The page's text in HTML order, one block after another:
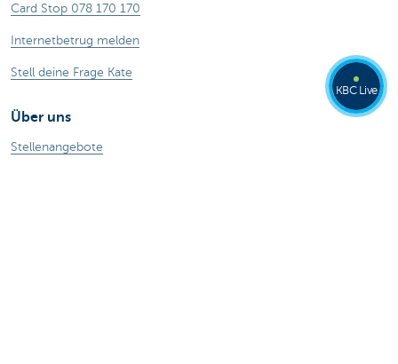
Card Stop 078 170 170
Internetbetrug melden
Stell deine Frage Kate
Über uns
Stellenangebote
KBC Live